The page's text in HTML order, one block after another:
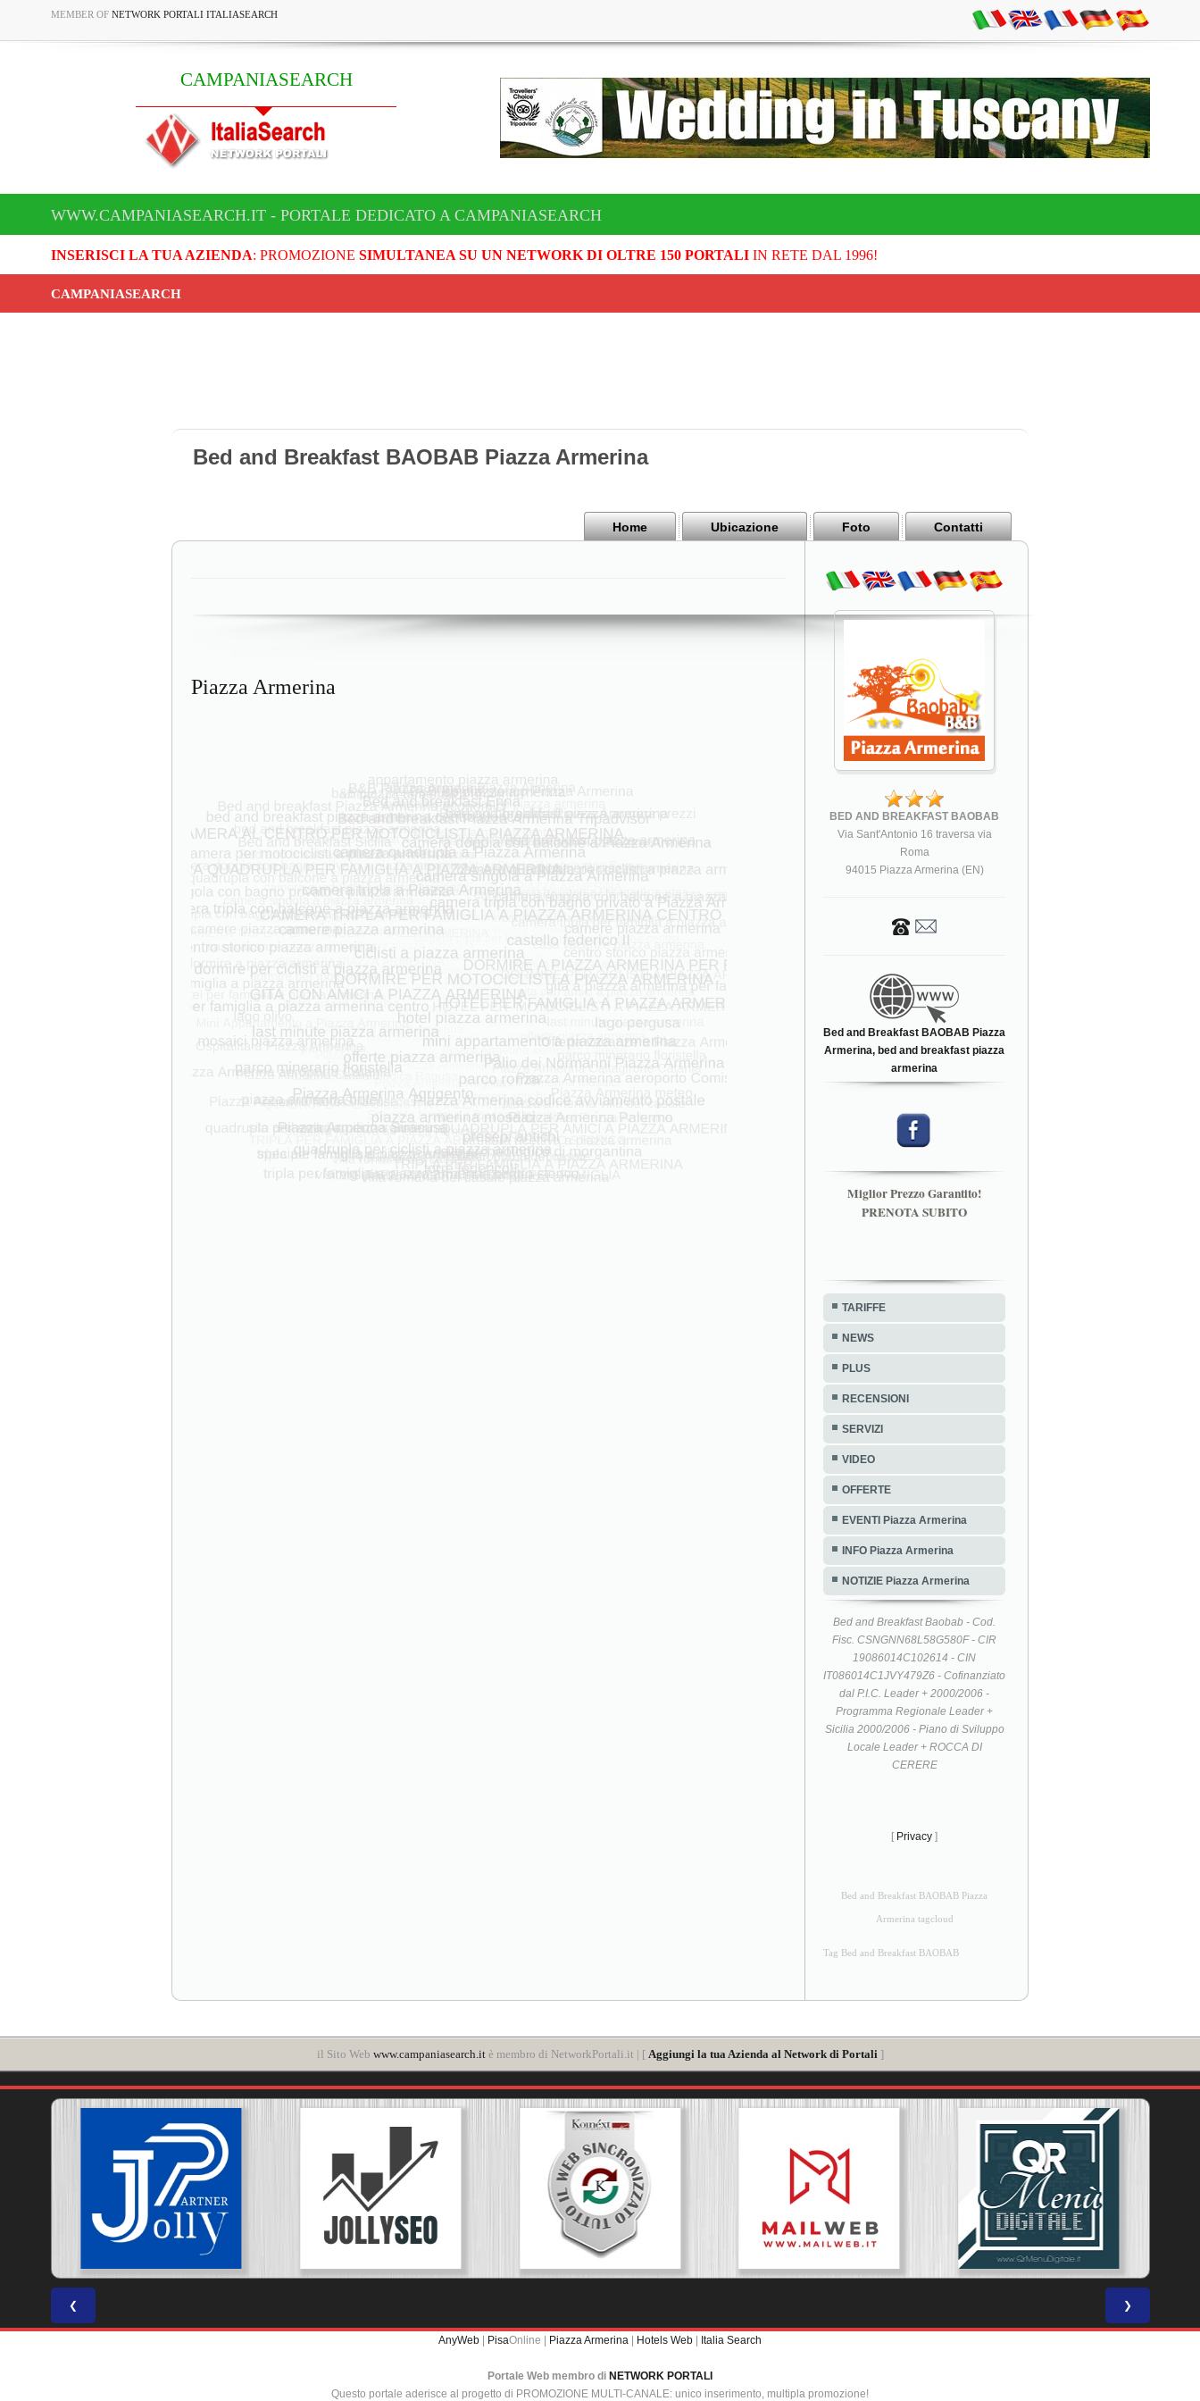
MEMBER OF NETWORK PORTALI ITALIASEARCH
CAMPANIASEARCH
WWW.CAMPANIASEARCH.IT - PORTALE DEDICATO A CAMPANIASEARCH
INSERISCI LA TUA AZIENDA: PROMOZIONE SIMULTANEA SU UN NETWORK DI OLTRE 150 PORTALIIN RETE DAL 1996!
CAMPANIASEARCH
Bed and Breakfast BAOBAB Piazza Armerina
Home Ubicazione Foto Contatti
Piazza Armerina
BED AND BREAKFAST BAOBAB
Via Sant'Antonio 16 traversa via
Roma
94015 Piazza Armerina (EN)
Bed and Breakfast BAOBAB Piazza
Armerina, bed and breakfast piazza
armerina
Miglior Prezzo Garantito!
PRENOTA SUBITO
TARIFFE
NEWS
PLUS
RECENSIONI
SERVIZI
VIDEO
OFFERTE
EVENTI Piazza Armerina
INFO Piazza Armerina
NOTIZIE Piazza Armerina
Bed and Breakfast Baobab - Cod.
Fisc. CSNGNN68L58G580F - CIR
19086014C102614 - CIN
IT086014C1JVY479Z6 - Cofinanziato
dal P.I.C. Leader + 2000/2006 -
Programma Regionale Leader +
Sicilia 2000/2006 - Piano di Sviluppo
Locale Leader + ROCCA DI
CERERE
[ Privacy ]
Bed and Breakfast BAOBAB Piazza
Armerina tagcloud
Tag Bed and Breakfast BAOBAB
il Sito Web www.campaniasearch.itè membro di NetworkPortali.it | [ Aggiungi la tua Azienda al Network di Portali ]
❮ ❯
AnyWeb | PisaOnline | Piazza Armerina | Hotels Web | Italia Search
Portale Web membro di NETWORK PORTALI
Questo portale aderisce al progetto di PROMOZIONE MULTI-CANALE: unico inserimento, multipla promozione!